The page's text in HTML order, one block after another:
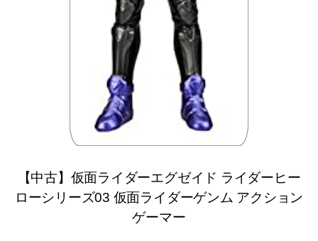
【中古】仮面ライダーエグゼイド ライダーヒー
ローシリーズ03 仮面ライダーゲンム アクション
ゲーマー